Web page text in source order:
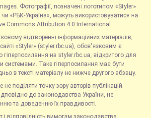
Фотографії, позначені логотипом «Styler»
чи «РБК-Україна», можуть використовуватися на
Commons Attribution 4.0 International.
відтворенні інформаційних матеріалів,
«Styler» (styler.rbc.ua), обов'язковим є
гіперпосилання на styler.rbc.ua, відкритого для
системами. Таке гіперпосилання має бути
в тексті матеріалу не нижче другого абзацу.
поділяти точку зору авторів публікацій.
до законодавства України, не
та доведенню їх правдивості.
і відповідність вимогам законодавства